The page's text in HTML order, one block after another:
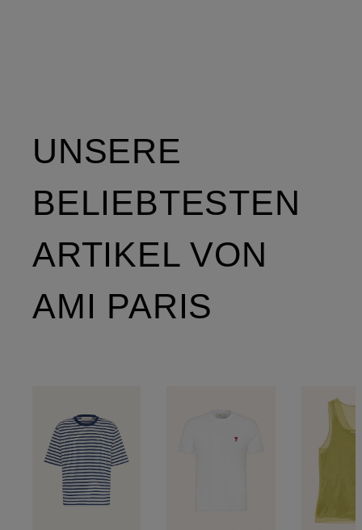
UNSERE
BELIEBTESTEN
ARTIKEL VON
AMI PARIS